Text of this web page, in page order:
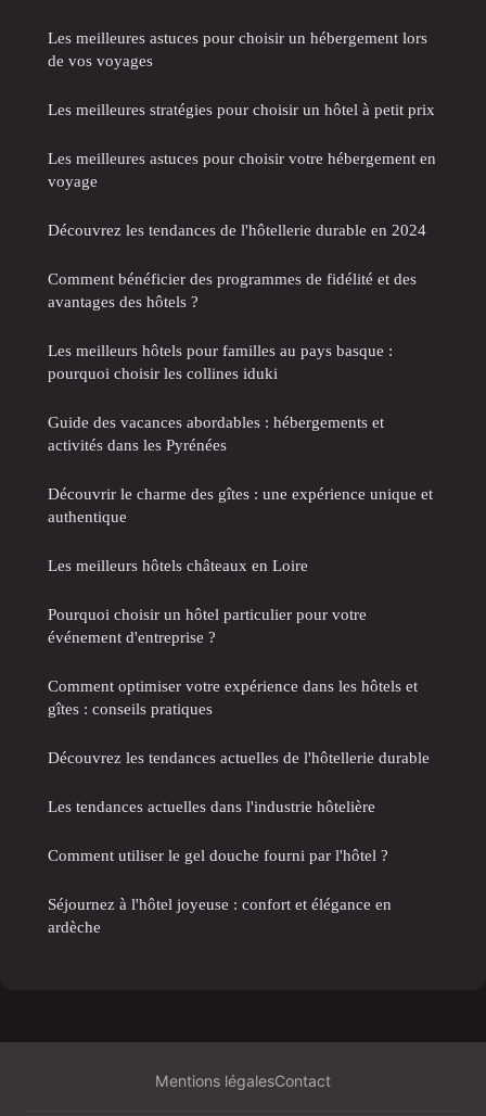
Les meilleures astuces pour choisir un hébergement lors
de vos voyages
Les meilleures stratégies pour choisir un hôtel à petit prix
Les meilleures astuces pour choisir votre hébergement en
voyage
Découvrez les tendances de l'hôtellerie durable en 2024
Comment bénéficier des programmes de fidélité et des
avantages des hôtels ?
Les meilleurs hôtels pour familles au pays basque :
pourquoi choisir les collines iduki
Guide des vacances abordables : hébergements et
activités dans les Pyrénées
Découvrir le charme des gîtes : une expérience unique et
authentique
Les meilleurs hôtels châteaux en Loire
Pourquoi choisir un hôtel particulier pour votre
événement d'entreprise ?
Comment optimiser votre expérience dans les hôtels et
gîtes : conseils pratiques
Découvrez les tendances actuelles de l'hôtellerie durable
Les tendances actuelles dans l'industrie hôtelière
Comment utiliser le gel douche fourni par l'hôtel ?
Séjournez à l'hôtel joyeuse : confort et élégance en
ardèche
Mentions légalesContact